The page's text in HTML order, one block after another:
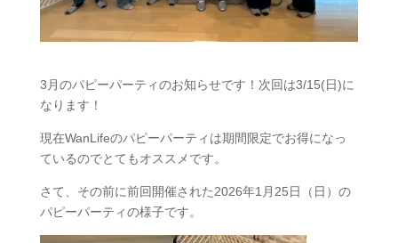
3月のパピーパーティのお知らせです！次回は3/15(日)に
なります！
現在WanLifeのパピーパーティは期間限定でお得になっ
ているのでとてもオススメです。
さて、その前に前回開催された2026年1月25日（日）の
パピーパーティの様子です。